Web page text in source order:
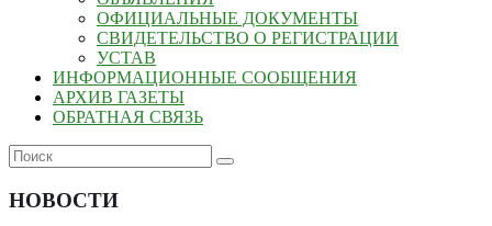
ОФИЦИАЛЬНЫЕ ДОКУМЕНТЫ
СВИДЕТЕЛЬСТВО О РЕГИСТРАЦИИ
УСТАВ
ИНФОРМАЦИОННЫЕ СООБЩЕНИЯ
АРХИВ ГАЗЕТЫ
ОБРАТНАЯ СВЯЗЬ
НОВОСТИ